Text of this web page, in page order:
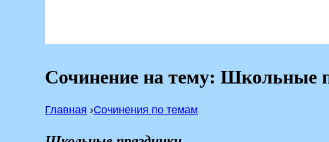
Сочинение на тему: Школьные
Главная ›Сочинения по темам